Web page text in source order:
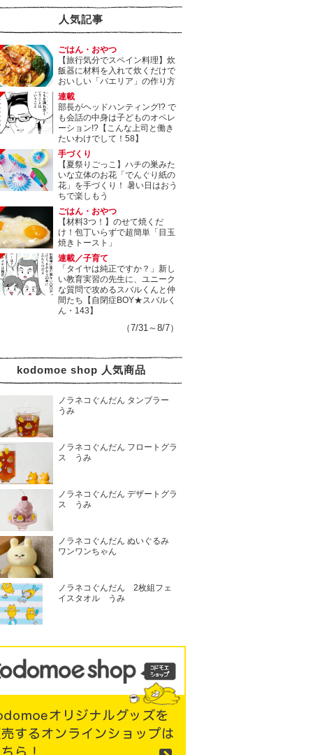
人気記事
ごはん・おやつ
【旅行気分でスペイン料理】炊
飯器に材料を入れて炊くだけで
おいしい「パエリア」の作り方
連載
部長がヘッドハンティング!? で
も会話の中身は子どものオペレ
ーション!?【こんな上司と働き
たいわけでして！58】
手づくり
【夏祭りごっこ】ハチの巣みた
いな立体のお花「でんぐり紙の
花」を手づくり！ 暑い日はおう
ちで楽しもう
ごはん・おやつ
【材料3つ！】のせて焼くだ
け！包丁いらずで超簡単「目玉
焼きトースト」
連載／子育て
「タイヤは純正ですか？」新し
い教育実習の先生に、ユニーク
な質問で攻めるスバルくんと仲
間たち【自閉症BOY★スバルく
ん・143】
（7/31～8/7）
kodomoe shop 人気商品
ノラネコぐんだん タンブラー
うみ
ノラネコぐんだん フロートグラ
ス うみ
ノラネコぐんだん デザートグラ
ス うみ
ノラネコぐんだん ぬいぐるみ
ワンワンちゃん
ノラネコぐんだん 2枚組フェ
イスタオル うみ